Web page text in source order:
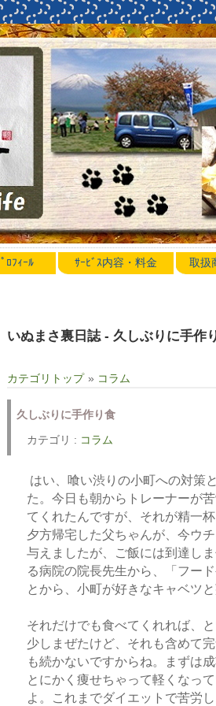
ﾌｨｰﾙ ｻｰﾋﾞｽ内容・料金 取扱
いぬまさ裏日誌 - 久しぶりに手作
カテゴリトップ » コラム
久しぶりに手作り食
カテゴリ : コラム
はい、喰い渋りの小町への対策
た。今日も朝からトレーナーが
てくれたんですが、それが精一杯
夕方帰宅した父ちゃんが、今ウ
与えましたが、ご飯には到達し
る病院の院長先生から、「フー
とから、小町が好きなキャベツ
それだけでも食べてくれれば、
少しまぜたけど、それも含めて
も続かないですからね。まずは
とにかく痩せちゃって軽くなっ
よ。これまでダイエットで苦労